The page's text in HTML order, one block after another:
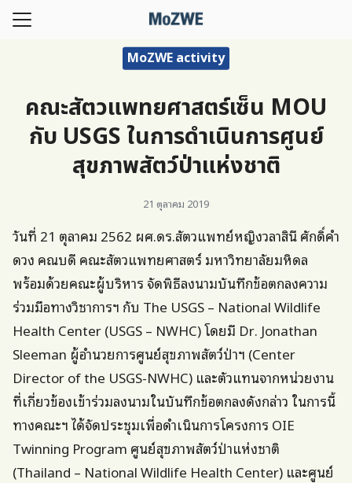
Skip
บัติการ
และกิจกรรม
ภาพสัตว์ป่าแห่งชาติ
MoZWE activity
คณะสัตวแพทยศาสตร์เซ็น MOU
กับ USGS ในการดำเนินการศูนย์
สุขภาพสัตว์ป่าแห่งชาติ
21 ตุลาคม 2019
วันที่ 21 ตุลาคม 2562 ผศ.ดร.สัตวแพทย์หญิงวลาสินี ศักดิ์คำ
ดวง คณบดี คณะสัตวแพทยศาสตร์ มหาวิทยาลัยมหิดล
พร้อมด้วยคณะผู้บริหาร จัดพิธีลงนามบันทึกข้อตกลงความ
ร่วมมือทางวิชาการฯ กับ The USGS – National Wildlife
Health Center (USGS – NWHC) โดยมี Dr. Jonathan
Sleeman ผู้อำนวยการศูนย์สุขภาพสัตว์ป่าฯ (Center
Director of the USGS-NWHC) และตัวแทนจากหน่วยงาน
ที่เกี่ยวข้องเข้าร่วมลงนามในบันทึกข้อตกลงดังกล่าว ในการนี้
ทางคณะฯ ได้จัดประชุมเพื่อดำเนินการโครงการ OIE
Twinning Program ศูนย์สุขภาพสัตว์ป่าแห่งชาติ
(Thailand – National Wildlife Health Center) และศูนย์